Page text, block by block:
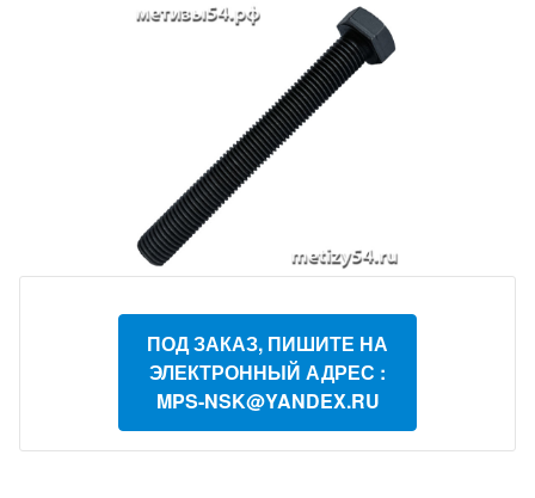
ПОД ЗАКАЗ, ПИШИТЕ НА
ЭЛЕКТРОННЫЙ АДРЕС :
MPS-NSK@YANDEX.RU